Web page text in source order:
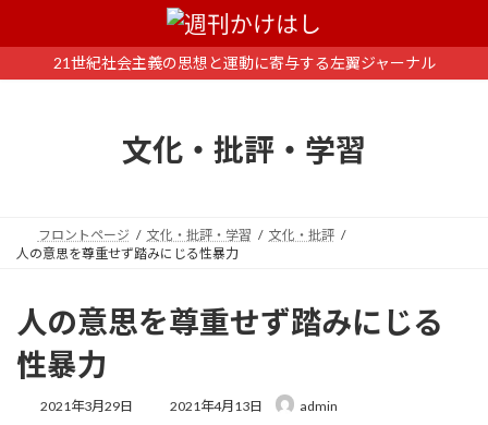
ン
ー
21世紀社会主義の思想と運動に寄与する左翼ジャーナル
文化・批評・学習
フロントページ 文化・批評・学習
文化・批評
人の意思を尊重せず踏みにじる性暴力
人の意思を尊重せず踏みにじる
性暴力
2021年3月29日
最
2021年4月13日 admin